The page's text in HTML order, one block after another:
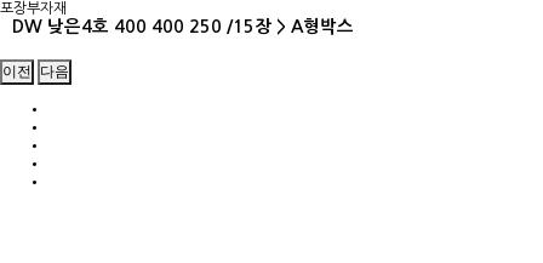
포장부자재
DW 낮은4호 400 400 250 /15장 > A형박스
이전 다음